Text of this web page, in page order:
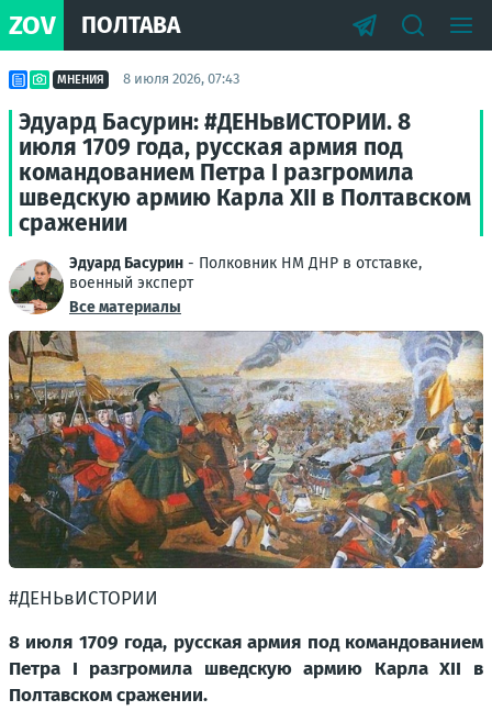
ZOV ПОЛТАВА
МНЕНИЯ 8 июля 2026, 07:43
Эдуард Басурин: #ДЕНЬвИСТОРИИ. 8
июля 1709 года, русская армия под
командованием Петра I разгромила
шведскую армию Карла XII в Полтавском
сражении
Эдуард Басурин - Полковник НМ ДНР в отставке,
военный эксперт
Все материалы
#ДЕНЬвИСТОРИИ
8 июля 1709 года, русская армия под командованием
Петра I разгромила шведскую армию Карла XII в
Полтавском сражении.